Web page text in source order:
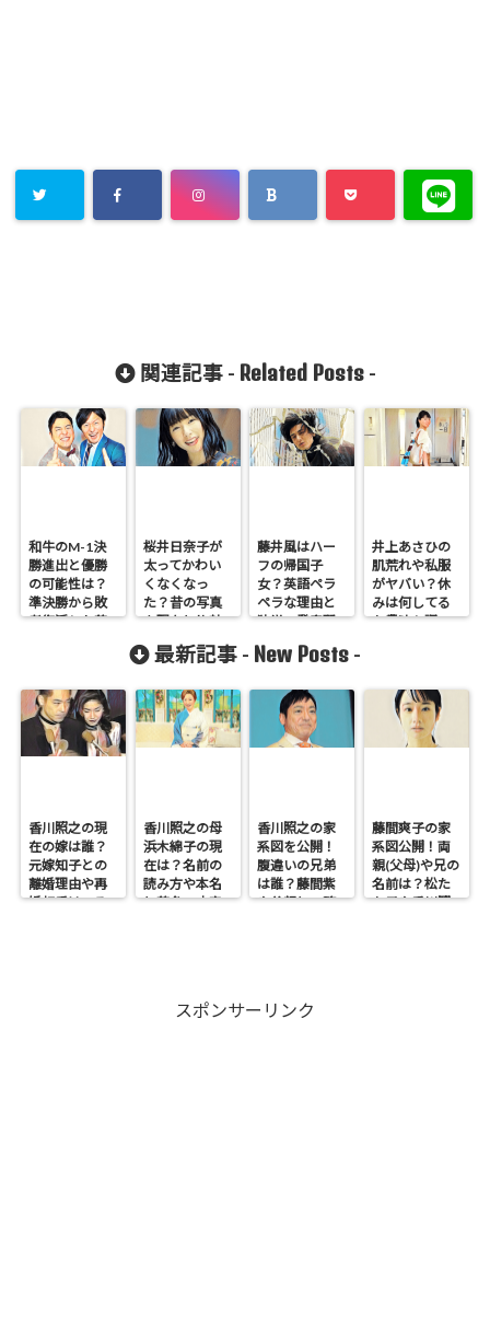
関連記事 - Related Posts-
和牛のM-1決
勝進出と優勝
の可能性は？
準決勝から敗
者復活した芸
桜井日奈子が
太ってかわい
くなくなっ
た？昔の写真
を現在と比較
検証！
藤井風はハー
フの帰国子
女？英語ペラ
ペラな理由と
独学の発音習
井上あさひの
肌荒れや私服
がヤバい？休
みは何してる
か趣味も調
最新記事 - New Posts -
香川照之の現
在の嫁は誰？
元嫁知子との
離婚理由や再
婚相手はいる
香川照之の母
浜木綿子の現
在は？名前の
読み方や本名
と芸名の由来
香川照之の家
系図を公開！
腹違いの兄弟
は誰？藤間紫
や父親との確
藤間爽子の家
系図公開！両
親(父母)や兄の
名前は？松た
か子や香川照
スポンサーリンク